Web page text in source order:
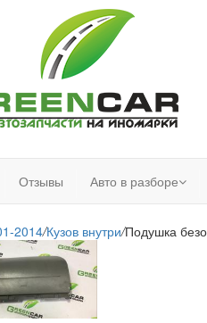
Отзывы Авто в разборе
2014/Кузов внутри/Подушка